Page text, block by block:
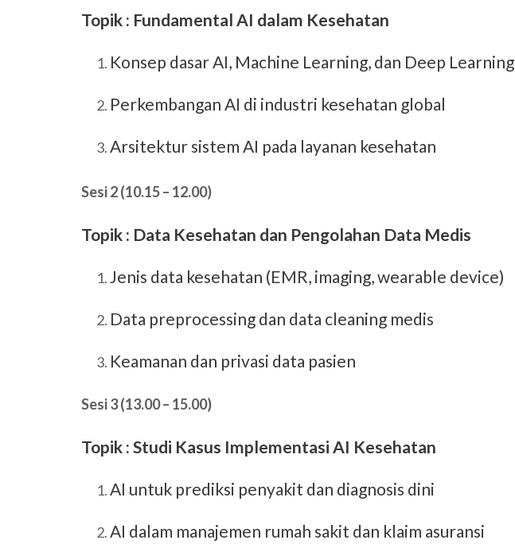
Topik : Fundamental AI dalam Kesehatan
Konsep dasar AI, Machine Learning, dan Deep Learning
Perkembangan AI di industri kesehatan global
Arsitektur sistem AI pada layanan kesehatan
Sesi 2 (10.15 – 12.00)
Topik : Data Kesehatan dan Pengolahan Data Medis
Jenis data kesehatan (EMR, imaging, wearable device)
Data preprocessing dan data cleaning medis
Keamanan dan privasi data pasien
Sesi 3 (13.00 – 15.00)
Topik : Studi Kasus Implementasi AI Kesehatan
AI untuk prediksi penyakit dan diagnosis dini
AI dalam manajemen rumah sakit dan klaim asuransi